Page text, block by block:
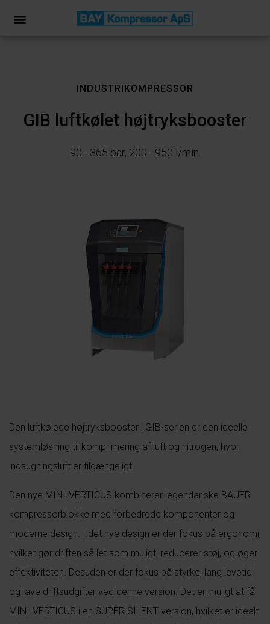
INDUSTRIKOMPRESSOR
GIB luftkølet højtryksbooster
90 - 365 bar, 200 - 950 l/min.
Den luftkølede højtryksbooster i GIB-serien er den ideelle
systemløsning til komprimering af luft og nitrogen, hvor
indsugningsluft er tilgængeligt.
Den nye MINI-VERTICUS kombinerer legendariske BAUER
kompressorblokke med forbedrede komponenter og
moderne design. I det nye design er der fokus på ergonomi,
hvilket gør driften så let som muligt, reducerer støj, og øger
effektiviteten. Desuden er der fokus på styrke, lang levetid
og lave driftsudgifter ved denne version. Det er muligt at få
MINI-VERTICUS i en SUPER SILENT version, hvilket er idealt